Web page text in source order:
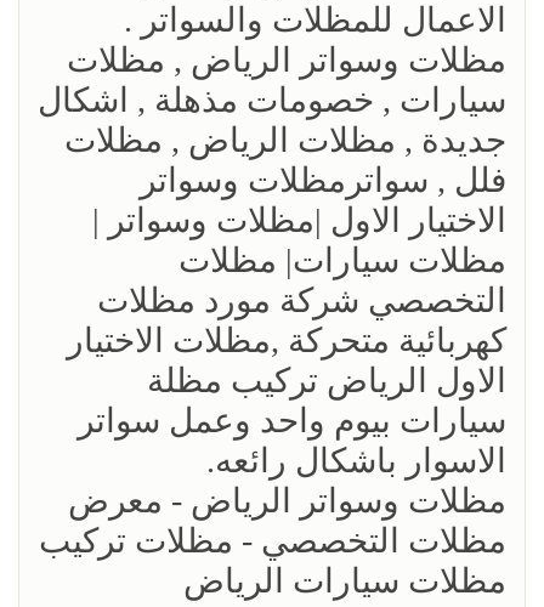
الاعمال للمظلات والسواتر .
مظلات وسواتر الرياض , مظلات
سيارات , خصومات مذهلة , اشكال
جديدة , مظلات الرياض , مظلات
فلل , سواترمظلات وسواتر
الاختيار الاول |مظلات وسواتر |
مظلات سيارات| مظلات
التخصصي شركة مورد مظلات
كهربائية متحركة ,مظلات الاختيار
الاول الرياض تركيب مظلة
سيارات بيوم واحد وعمل سواتر
الاسوار باشكال رائعه.
مظلات وسواتر الرياض - معرض
مظلات التخصصي - مظلات تركيب
مظلات سيارات الرياض